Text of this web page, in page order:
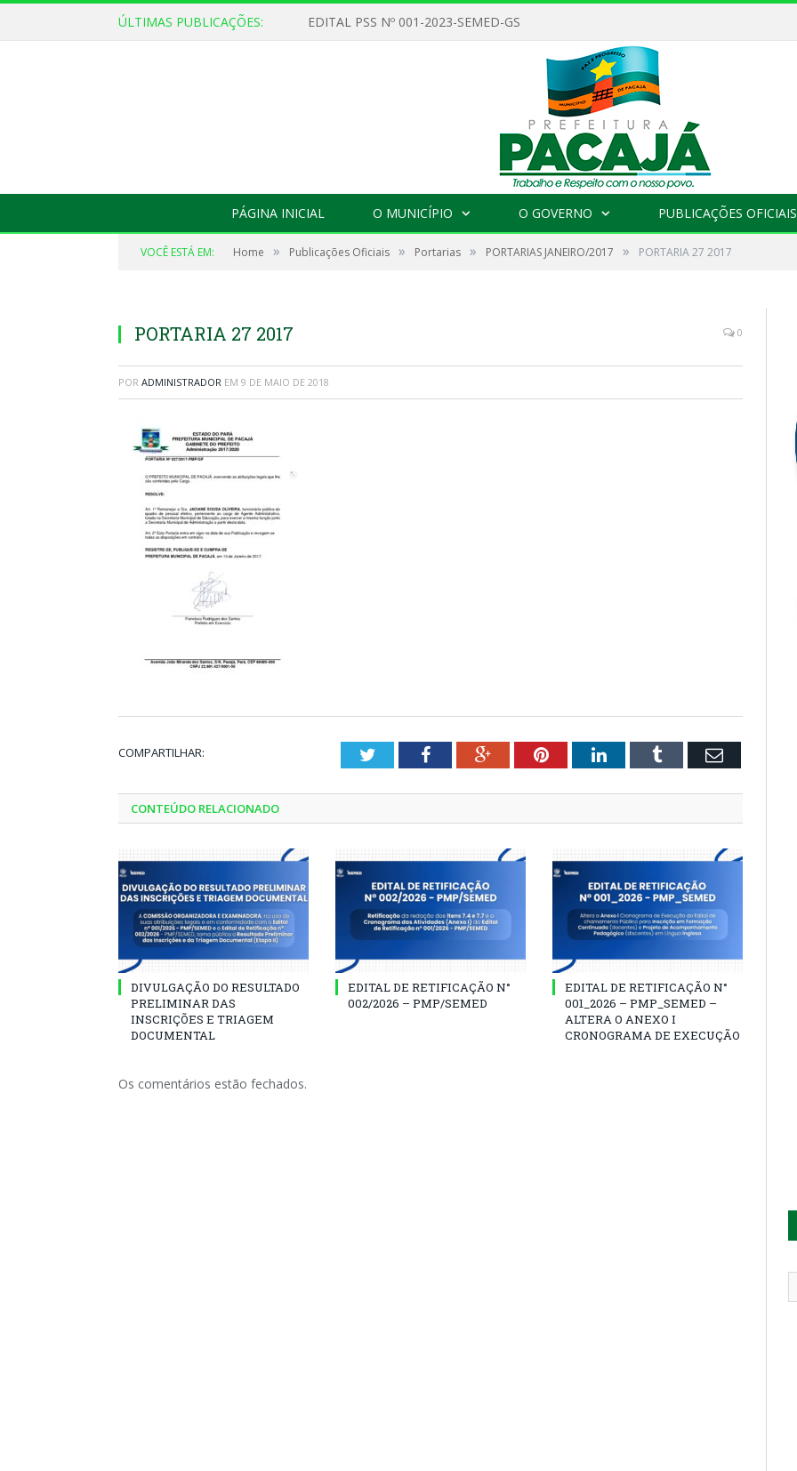
ÚLTIMAS PUBLICAÇÕES: EDITAL PSS Nº 001-2023-SEMED-GS
PÁGINA INICIAL O MUNICÍPIO O GOVERNO PUBLICAÇÕES OFICIAIS
VOCÊ ESTÁ EM: Home » Publicações Oficiais » Portarias » PORTARIAS JANEIRO/2017 » PORTARIA 27 2017
PORTARIA 27 2017 0
POR ADMINISTRADOR EM 9 DE MAIO DE 2018
COMPARTILHAR: TwitterFacebookGoogle+PinterestLinkedInTumblr Email
CONTEÚDO RELACIONADO
DIVULGAÇÃO DO RESULTADO
PRELIMINAR DAS
INSCRIÇÕES E TRIAGEM
DOCUMENTAL
EDITAL DE RETIFICAÇÃO N°
002/2026 – PMP/SEMED
EDITAL DE RETIFICAÇÃO N°
001_2026 – PMP_SEMED –
ALTERA O ANEXO I
CRONOGRAMA DE EXECUÇÃO
Os comentários estão fechados.